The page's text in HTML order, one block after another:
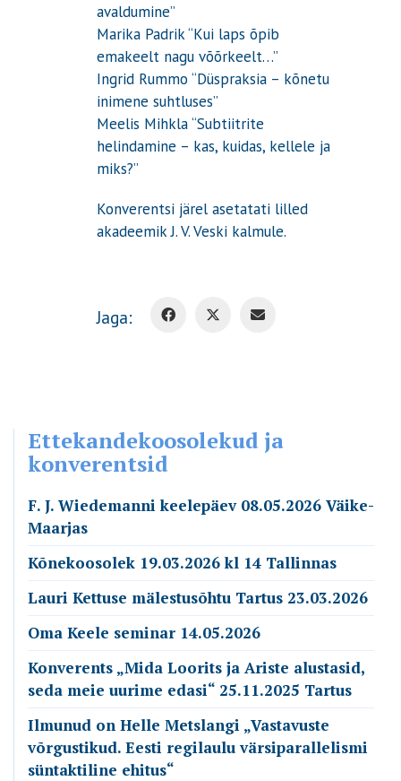
avaldumine”
Marika Padrik “Kui laps õpib
emakeelt nagu võõrkeelt…”
Ingrid Rummo “Düspraksia – kõnetu
inimene suhtluses”
Meelis Mihkla “Subtiitrite
helindamine – kas, kuidas, kellele ja
miks?”
Konverentsi järel asetatati lilled
akadeemik J. V. Veski kalmule.
Jaga:
Ettekandekoosolekud ja
konverentsid
F. J. Wiedemanni keelepäev 08.05.2026 Väike-
Maarjas
Kõnekoosolek 19.03.2026 kl 14 Tallinnas
Lauri Kettuse mälestusõhtu Tartus 23.03.2026
Oma Keele seminar 14.05.2026
Konverents „Mida Loorits ja Ariste alustasid,
seda meie uurime edasi“ 25.11.2025 Tartus
Ilmunud on Helle Metslangi „Vastavuste
võrgustikud. Eesti regilaulu värsiparallelismi
süntaktiline ehitus“